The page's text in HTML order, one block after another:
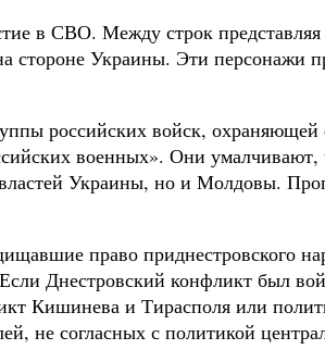
в СВО. Между строк
Украины. Эти персонажи
российских войск,
военных». Они
Украины, но и Молдовы.
право приднестровского
Днестровский конфликт был
Кишинева и Тирасполя или
не согласных с политикой